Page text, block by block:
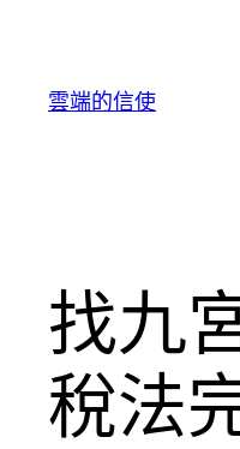
雲端的信使
找九
稅法